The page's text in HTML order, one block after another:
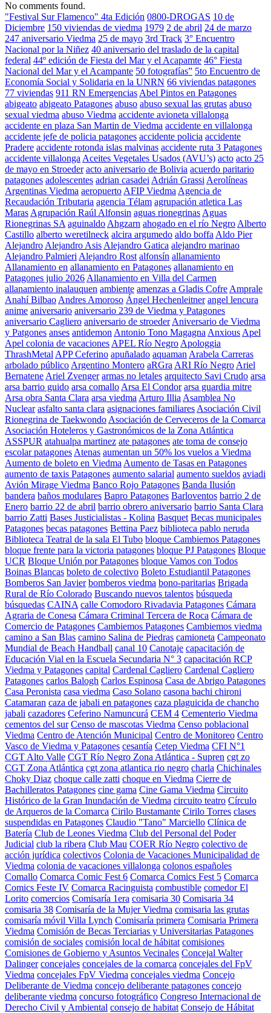
No comments found.
"Festival Sur Flamenco" 4ta Edición 0800-DROGAS 10 de
Diciembre 150 viviendas de viedma 1979 2 de abril 24 de marzo
247 aniversario Viedma 25 de mayo 3rd Track 3° Encuentro
Nacional por la Niñez 40 aniversario del traslado de la capital
federal 44º edición de Fiesta del Mar y el Acapamte 46° Fiesta
Nacional del Mar y el Acampante 50 fotografías” 5to Encuentro de
Economía Social y Solidaria en la UNRN 66 viviendas patagones
77 viviendas 911 RN Emergencias Abel Pintos en Patagones
abigeato abigeato Patagones abuso abuso sexual las grutas abuso
sexual viedma abuso Viedma accidente avioneta villalonga
accidente en plaza San Martin de Viedma accidente en villalonga
accidente jefe de policia patagones accidente policia accidente
Pradere accidente rotonda islas malvinas accidente ruta 3 Patagones
accidente villalonga Aceites Vegetales Usados (AVU’s) acto acto 25
de mayo en Stroeder acto aniversario de Bolivia acuerdo paritario
patagones adolescentes adrian casadei Adrián Grassi Aerolíneas
Argentinas Viedma aeropuerto AFIP Viedma Agencia de
Recaudación Tributaria agencia Télam agrupación atletica Las
Maras Agrupación Raúl Alfonsin aguas rionegrinas Aguas
Rionegrinas SA aguinaldo Ahgzarn ahogado en el río Negro Alberto
Castillo alberto weretilneck alcira argumedo aldo boffa Aldo Pier
Alejandro Alejandro Asis Alejandro Gatica alejandro marinao
Alejandro Palmieri Alejandro Rost alfonsín allanamiento
Allanamiento en allanamiento en Patagones allanamiento en
Patagones julio 2026 Allanamiento en Villa del Carmen
allanamiento inalauquen ambiente amenzas a Gladis Cofre Amprale
Anahí Bilbao Andres Amoroso Ángel Hechenleitner angel lencura
anime aniversario aniversario 239 de Viedma y Patagones
aniversario Cagliero aniversario de stroeder Aniversario de Viedma
y Patgones anses antidemon Antonio Tono Magagna Anxious Apel
Apel colonia de vacaciones APEL Río Negro Apologgia
ThrashMetal APP Ceferino apuñalado aquaman Arabela Carreras
arbolado público Argentino Montero aRGra ARI Río Negro Ariel
Bernatene Ariel Zvenger armas no letales arquitecto Savi Crudo arsa
arsa barrio guido arsa comallo Arsa El Condor arsa guardia mitre
Arsa obra Santa Clara arsa viedma Arturo Illia Asamblea No
Nuclear asfalto santa clara asignaciones familiares Asociación Civil
Rionegrina de Taekwondo Asociación de Cerveceros de la Comarca
Asociación Hoteleros y Gastronómicos de la Zona Atlántica
ASSPUR atahualpa martinez ate patagones ate toma de consejo
escolar patagones Atenas aumentan un 50% los vuelos a Viedma
Aumento de boleto en Viedma Aumento de Tasas en Patagones
aumento de taxis Patagones aumento salarial aumento sueldos aviadi
Avión Mirage Viedma Banco Rojo Patagones Banda Ilusión
bandera baños modulares Bapro Patagones Barloventos barrio 2 de
Enero barrio 22 de abril barrio obrero aniversario barrio Santa Clara
barrio Zatti Bases Justicialistas - Kolina Basquet Becas municipales
Patagones becas patagones Bettina Paez biblioteca pablo neruda
Biblioteca Teatral de la sala El Tubo bloque Cambiemos Patagones
bloque frente para la victoria patagones bloque PJ Patagones Bloque
UCR Bloque Unión por Patagones bloque Vamos con Todos
Boinas Blancas boleto de colectivo Boleto Estudiantil Patagones
Bomberos San Javier bomberos viedma bono-paritarias Brigada
Rural de Río Colorado Buscando nuevos talentos búsqueda
búsquedas CAINA calle Comodoro Rivadavia Patagones Cámara
Agraria de Conesa Cámara Criminal Tercera de Roca Cámara de
Comercio de Patagones Cambiemos Patagones Cambiemos viedma
camino a San Blas camino Salina de Piedras camioneta Campeonato
Mundial de Beach Handball canal 10 Canotaje capacitación de
Educación Vial en la Escuela Secundaria N° 3 capacitación RCP
Viedma y Patagones capital Cardenal Cagliero Cardenal Cagliero
Patagones carlos Balogh Carlos Espinosa Casa de Abrigo Patagones
Casa Peronista casa viedma Caso Solano casona bachi chironi
Catamaran caza de jabali en patagones caza plaguicida de chancho
jabali cazadores Ceferino Namuncurá CEM 4 Cementerio Viedma
cementos del sur Censo de mascotas Viedma Censo poblacional
Viedma Centro de Atención Municipal Centro de Monitoreo Centro
Vasco de Viedma y Patagones cesantía Cetep Viedma CFI N°1
CGT Alto Valle CGT Río Negro Zona Atlántica - Supren cgt zo
CGT Zona Atlántica cgt zona atlantica rio negro charla Chichinales
Choky Diaz choque calle zatti choque en Viedma Cierre de
Bachilleratos Patagones cine gama Cine Gama Viedma Circuito
Histórico de la Gran Inundación de Viedma circuito teatro Círculo
de Arqueros de la Comarca Cirilo Bustamante Cirilo Torres clases
suspendidas en Patagones Claudio "Tano" Marciello Clínica de
Batería Club de Leones Viedma Club del Personal del Poder
Judicial club la ribera Club Mau COER Río Negro colectivo de
acción jurídica colectivos Colonia de Vacaciones Municipalidad de
Viedma colonia de vacaciones villalonga colonos españoles
Comallo Comarca Comic Fest 6 Comarca Comics Fest 5 Comarca
Comics Feste IV Comarca Racinguista combustible comedor El
Lorito comercios Comisaría 1era comisaria 30 Comisaria 34
comisaria 38 Comisaría de la Mujer Viedma comisaria las grutas
comisaría móvil Villa Lynch Comisaría primera Comisaria Primera
Viedma Comisión de Becas Terciarias y Universitarias Patagones
comisión de sociales comisión local de hábitat comisiones
Comisiones de Gobierno y Asuntos Vecinales Concejal Walter
Dalinger concejales concejales de la comarca concejales del FpV
Viedma concejales FpV Viedma concejales viedma Concejo
Deliberante de Viedma concejo deliberante patagones concejo
deliberante viedma concurso fotográfico Congreso Internacional de
Derecho Civil y Ambiental consejo de habitat Consejo de Hábitat